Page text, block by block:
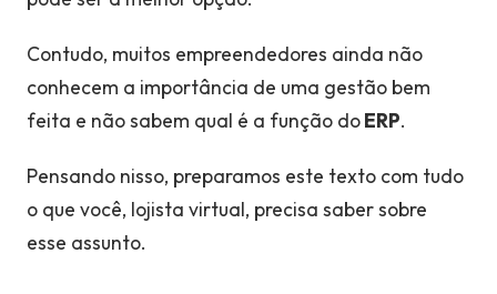
Contudo, muitos empreendedores ainda não
conhecem a importância de uma gestão bem
feita e não sabem qual é a função doERP.
Pensando nisso, preparamos este texto com tudo
o que você, lojista virtual, precisa saber sobre
esse assunto.